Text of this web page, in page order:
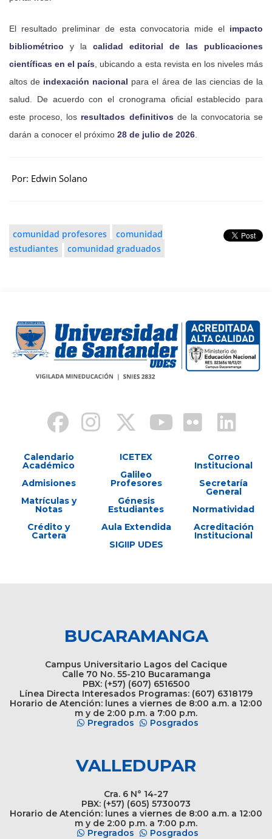
El resultado preliminar de esta convocatoria mide el impacto
bibliométrico y la calidad editorial de las publicaciones
científicas en el país, ubicando a esta revista en los niveles más
altos de indexación nacional para el área de las ciencias de la
salud. De acuerdo con el cronograma oficial establecido para
este proceso, los resultados definitivos de la convocatoria se
darán a conocer el próximo 28 de julio de 2026.
Por: Edwin Solano
comunidad profesores
comunidad
estudiantes
comunidad graduados
Calendario
Académico
Admisiones
Matrículas y
Notas
Crédito y
Cartera
ICETEX
Galileo
Profesores
Génesis
Estudiantes
Aula Extendida
SIGIIP UDES
Correo
Institucional
Secretaría
General
Normatividad
Acreditación
Institucional
BUCARAMANGA
Campus Universitario Lagos del Cacique
Calle 70 No. 55-210 Bucaramanga
PBX: (+57) (607) 6516500
Línea Directa Interesados Programas: (607) 6318179
Horario de Atención: lunes a viernes de 8:00 a.m. a 12:00
m y de 2:00 p.m. a 7:00 p.m.
Pregrados
Posgrados
VALLEDUPAR
Cra. 6 N° 14-27
PBX: (+57) (605) 5730073
Horario de Atención: lunes a viernes de 8:00 a.m. a 12:00
m y de 2:00 p.m. a 7:00 p.m.
Pregrados
Posgrados